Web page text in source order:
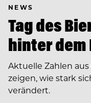
NEWS
Tag des
hinter dem
Aktuelle Zahlen
zeigen, wie stark
verändert.